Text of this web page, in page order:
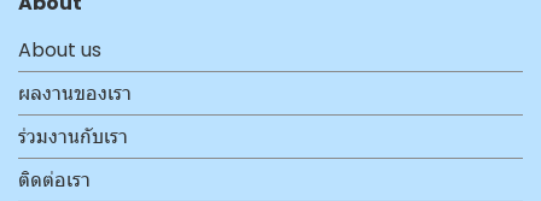
About us
ผลงานของเรา
ร่วมงานกับเรา
ติดต่อเรา